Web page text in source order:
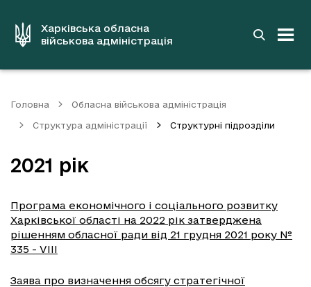
вмістуХарківська обласна
військова адміністрація
Головна Обласна військова адміністрація
Структура адміністрації Структурні підрозділи
2021 рік
Програма економічного і соціального розвитку
Харківської області на 2022 рік затверджена
рішенням обласної ради від 21 грудня 2021 року №
335 - VIII
Заява про визначення обсягу стратегічної